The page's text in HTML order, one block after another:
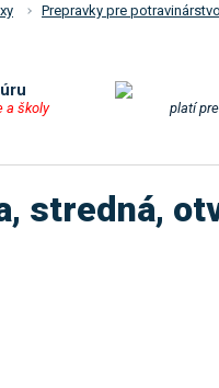
e
o
a
Prepravky pre potravinárstvo
a školy platí
stredná,